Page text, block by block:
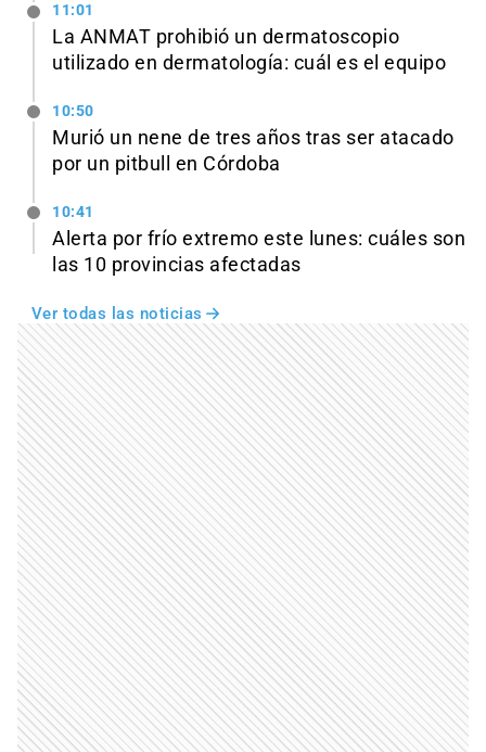
11:01
La ANMAT prohibió un dermatoscopio
utilizado en dermatología: cuál es el equipo
10:50
Murió un nene de tres años tras ser atacado
por un pitbull en Córdoba
10:41
Alerta por frío extremo este lunes: cuáles son
las 10 provincias afectadas
Ver todas las noticias